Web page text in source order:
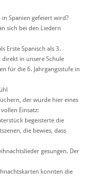
Spanien gefeiert wird?
sich bei den Liedern
Erste Spanisch als 3.
in unsere Schule
für die 6. Jahrgangsstufe in
der wurde hier eines
Einsatz:
begeisterte die
die bewies, dass
gesungen. Der
konnten die